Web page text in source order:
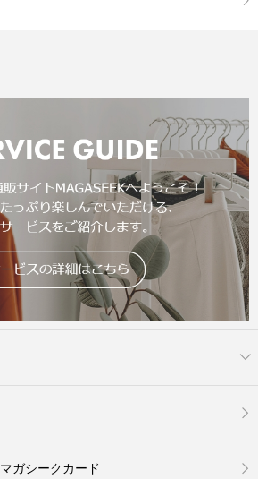
マガシークカード